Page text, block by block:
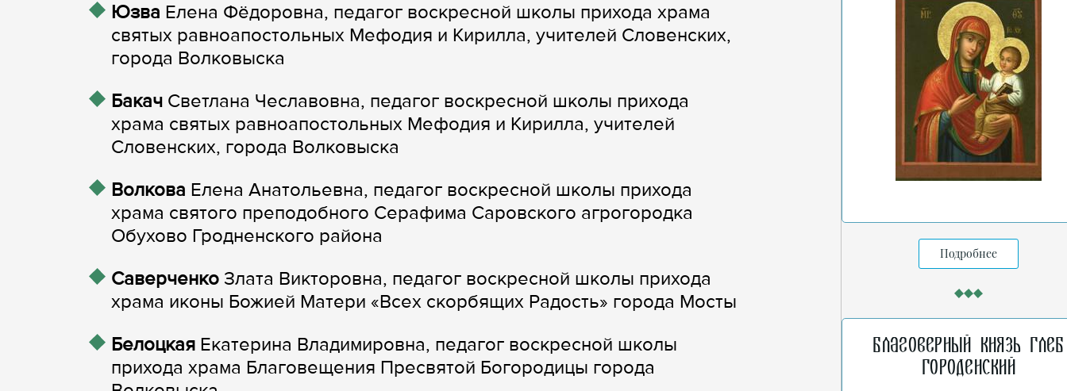
Юзва Елена Фёдоровна, педагог воскресной школы прихода храма
святых равноапостольных Мефодия и Кирилла, учителей Словенских,
города Волковыска
Бакач Светлана Чеславовна, педагог воскресной школы прихода
храма святых равноапостольных Мефодия и Кирилла, учителей
Словенских, города Волковыска
Волкова Елена Анатольевна, педагог воскресной школы прихода
храма святого преподобного Серафима Саровского агрогородка
Обухово Гродненского района
Саверченко Злата Викторовна, педагог воскресной школы прихода
храма иконы Божией Матери «Всех скорбящих Радость» города Мосты
Белоцкая Екатерина Владимировна, педагог воскресной школы
прихода храма Благовещения Пресвятой Богородицы города
Подробнее
Благоверный князь Глеб
Городенский